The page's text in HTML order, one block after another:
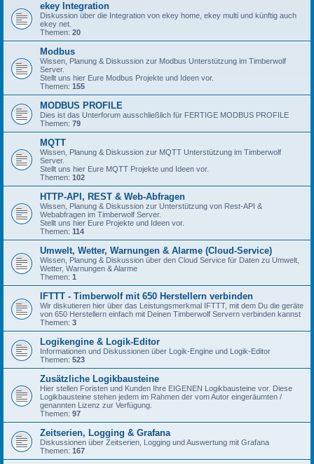
ekey Integration
Diskussion über die Integration von ekey home, ekey multi und künftig auch
ekey net.
Themen: 20
Modbus
Wissen, Planung & Diskussion zur Modbus Unterstützung im Timberwolf
Server.
Stellt uns hier Eure Modbus Projekte und Ideen vor.
Themen: 155
MODBUS PROFILE
Dies ist das Unterforum ausschließlich für FERTIGE MODBUS PROFILE
Themen: 79
MQTT
Wissen, Planung & Diskussion zur MQTT Unterstützung im Timberwolf
Server.
Stellt uns hier Eure MQTT Projekte und Ideen vor.
Themen: 102
HTTP-API, REST & Web-Abfragen
Wissen, Planung & Diskussion zur Unterstützung von Rest-API &
Webabfragen im Timberwolf Server.
Stellt uns hier Eure Projekte und Ideen vor.
Themen: 114
Umwelt, Wetter, Warnungen & Alarme (Cloud-Service)
Wissen, Planung & Diskussion über den Cloud Service für Daten zu Umwelt,
Wetter, Warnungen & Alarme
Themen: 1
IFTTT - Timberwolf mit 650 Herstellern verbinden
Wir diskutieren hier über das Leistungsmerkmal IFTTT, mit dem Du die geräte
von 650 Herstellern einfach mit Deinen Timberwolf Servern verbinden kannst
Themen: 3
Logikengine & Logik-Editor
Informationen und Diskussionen über Logik-Engine und Logik-Editor
Themen: 523
Zusätzliche Logikbausteine
Hier stellen Foristen und Kunden Ihre EIGENEN Logikbausteine vor. Diese
Logikbausteine stehen jedem im Rahmen der vom Autor eingeräumten /
genannten Lizenz zur Verfügung.
Themen: 97
Zeitserien, Logging & Grafana
Diskussionen über Zeitserien, Logging und Auswertung mit Grafana
Themen: 167